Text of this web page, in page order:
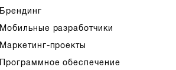
Брендинг
Мобильные разработчики
Маркетинг-проекты
Программное обеспечение